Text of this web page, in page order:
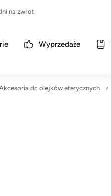
na zwrot
Wyprzedaże
Akcesoria do olejków eterycznych